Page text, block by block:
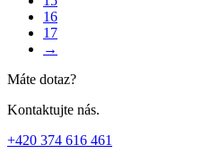
16
17
→
Máte dotaz?
Kontaktujte nás.
+420 374 616 461